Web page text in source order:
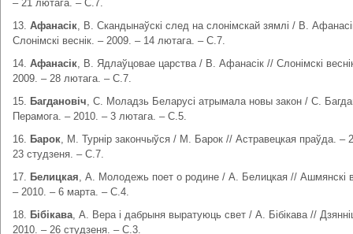
– 21 лютага. – С.7.
13. Афанасік, В. Скандынаўскі след на слонімскай зямлі / В.
Слонімскі веснік. – 2009. – 14 лютага. – С.7.
14. Афанасік, В. Ядлаўцовае царства / В. Афанасік // Слонімскі
2009. – 28 лютага. – С.7.
15. Багдановіч, С. Моладзь Беларусі атрымала новы закон / С.
Перамога. – 2010. – 3 лютага. – С.5.
16. Барок, М. Турнір закончыўся / М. Барок // Астравецкая праўда. –
23 студзеня. – С.7.
17. Белицкая, А. Молодежь поет о родине / А. Белицкая // Ашмянскі
– 2010. – 6 марта. – С.4.
18. Бібікава, А. Вера і дабрыня выратуюць свет / А. Бібікава //
2010. – 26 студзеня. – С.3.